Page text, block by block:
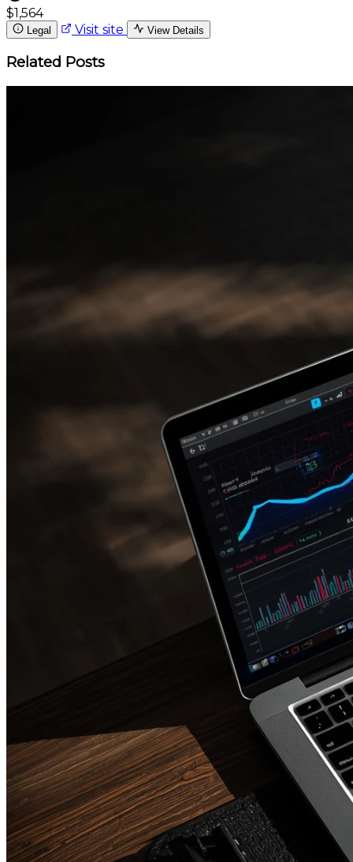
$1,564
Legal Visit site View Details
Related Posts